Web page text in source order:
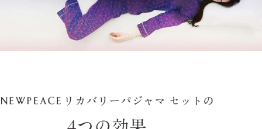
（株）ジャックスにおいて審査承認が
確認でき次第、ご注文を確定します。
（株）ジャックスにおいて審査承認が
確認でき次第、ご注文を確定します。